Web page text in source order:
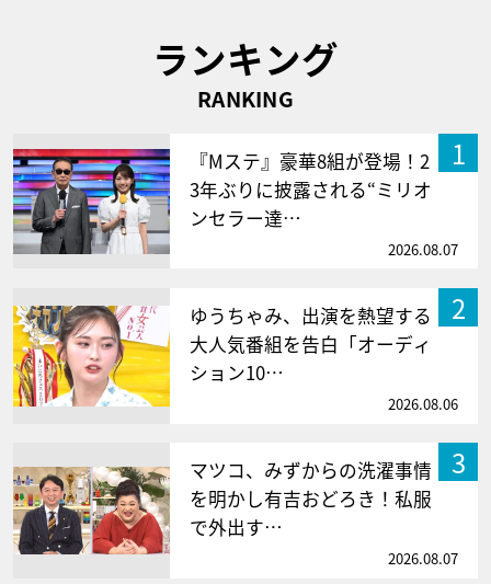
ランキング
RANKING
1
『Mステ』豪華8組が登場！2
3年ぶりに披露される“ミリオ
ンセラー達…
2026.08.07
2
ゆうちゃみ、出演を熱望する
大人気番組を告白「オーディ
ション10…
2026.08.06
3
マツコ、みずからの洗濯事情
を明かし有吉おどろき！私服
で外出す…
2026.08.07